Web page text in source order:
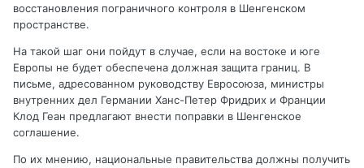
восстановления пограничного контроля в Шенгенском
пространстве.
На такой шаг они пойдут в случае, если на востоке и юге
Европы не будет обеспечена должная защита границ. В
письме, адресованном руководству Евросоюза, министры
внутренних дел Германии Ханс-Петер Фридрих и Франции
Клод Геан предлагают внести поправки в Шенгенское
соглашение.
По их мнению, национальные правительства должны получить